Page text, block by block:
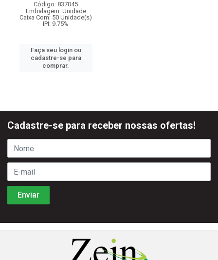
Código: 837045
Embalagem: Unidade
Caixa Com: 50 Unidade(s)
IPI: 9.75%
Faça seu login ou
cadastre-se para
comprar.
Cadastre-se para receber nossas ofertas!